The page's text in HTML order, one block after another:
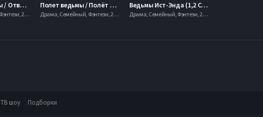
Храбрые ведьмы / Отважные ведьмы (2016)
Драма, Семейный, Фэнтези, 2012, 720hd, mobilen
Полет ведьмы / Полёт ведьмы (2016)
Драма, Семейный, Фэнтези, 2012, 720hd, mobilen
Ведьмы Ист-Энда (1,2 Сезон) (2013-2014)
Драма, Семейный, Фэнтези, 2012, 720hd, mobilen
ТВ шоу Подборки